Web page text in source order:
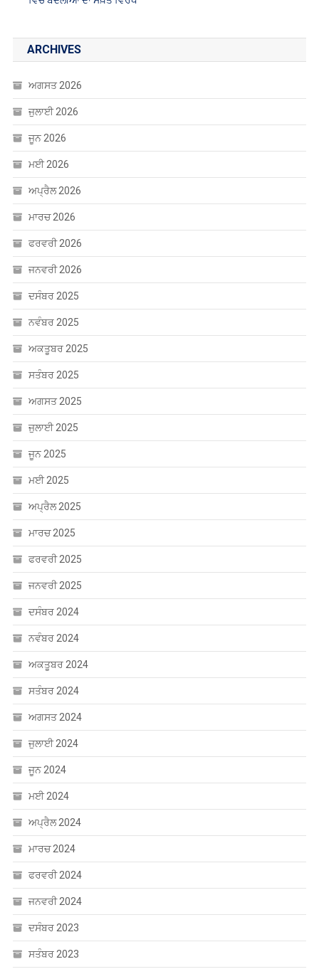
ARCHIVES
ਅਗਸਤ 2026
ਜੁਲਾਈ 2026
ਜੂਨ 2026
ਮਈ 2026
ਅਪ੍ਰੈਲ 2026
ਮਾਰਚ 2026
ਫਰਵਰੀ 2026
ਜਨਵਰੀ 2026
ਦਸੰਬਰ 2025
ਨਵੰਬਰ 2025
ਅਕਤੂਬਰ 2025
ਸਤੰਬਰ 2025
ਅਗਸਤ 2025
ਜੁਲਾਈ 2025
ਜੂਨ 2025
ਮਈ 2025
ਅਪ੍ਰੈਲ 2025
ਮਾਰਚ 2025
ਫਰਵਰੀ 2025
ਜਨਵਰੀ 2025
ਦਸੰਬਰ 2024
ਨਵੰਬਰ 2024
ਅਕਤੂਬਰ 2024
ਸਤੰਬਰ 2024
ਅਗਸਤ 2024
ਜੁਲਾਈ 2024
ਜੂਨ 2024
ਮਈ 2024
ਅਪ੍ਰੈਲ 2024
ਮਾਰਚ 2024
ਫਰਵਰੀ 2024
ਜਨਵਰੀ 2024
ਦਸੰਬਰ 2023
ਸਤੰਬਰ 2023